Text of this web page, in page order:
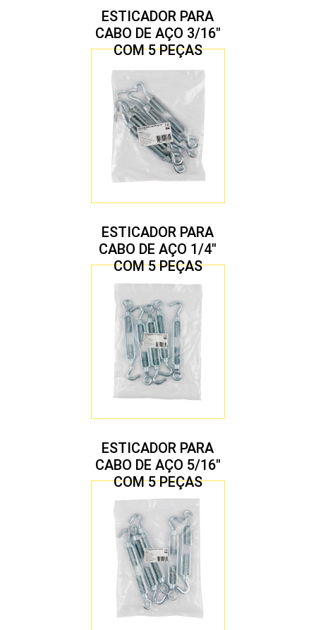
ESTICADOR PARA
CABO DE AÇO 3/16″
COM 5 PEÇAS
ESTICADOR PARA
CABO DE AÇO 1/4″
COM 5 PEÇAS
ESTICADOR PARA
CABO DE AÇO 5/16″
COM 5 PEÇAS